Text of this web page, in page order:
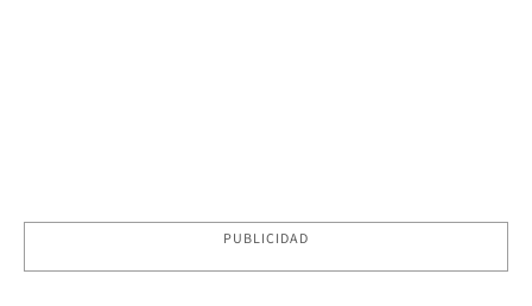
PUBLICIDAD